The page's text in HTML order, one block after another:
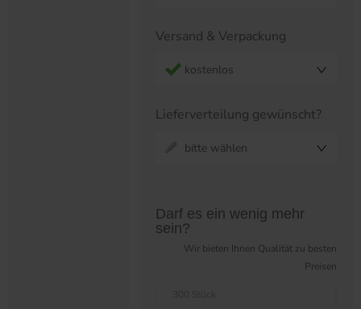
Versand & Verpackung
kostenlos
Lieferverteilung gewünscht?
bitte wählen
Darf es ein wenig mehr
sein?
Wir bieten Ihnen Qualität zu besten
Preisen